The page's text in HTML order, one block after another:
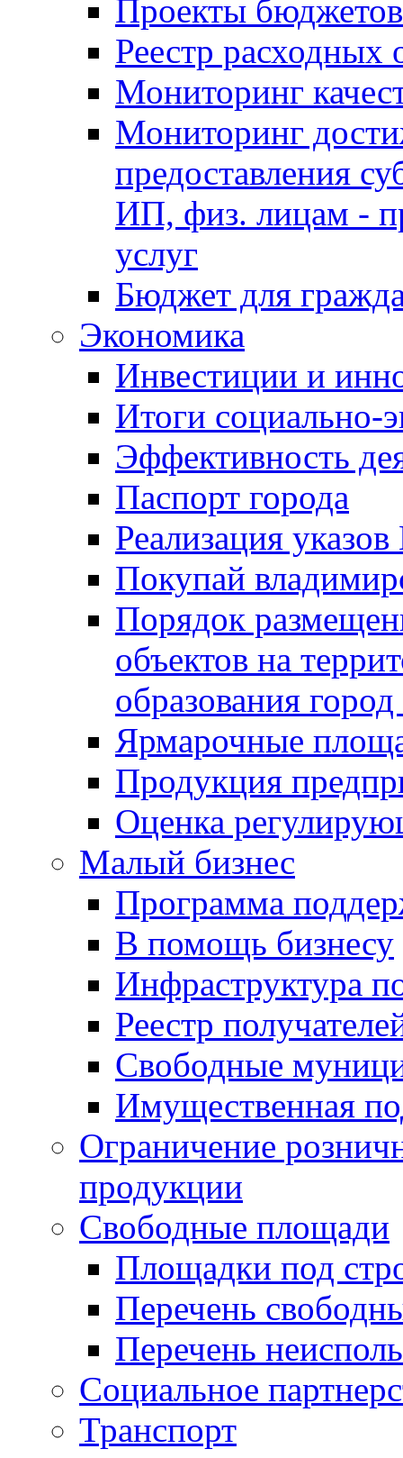
Проекты бюджетов
Реестр расходных
Мониторинг
Мониторинг
предоставления
ИП, физ. лицам -
услуг
Бюджет для
Экономика
Инвестиции и
Итоги социально-
Эффективность
Паспорт города
Реализация
Покупай
Порядок
объектов на
образования
Ярмарочные
Продукция
Оценка
Малый бизнес
Программа
В помощь бизнесу
Инфраструктура
Реестр
Свободные
Имущественная
Ограничение
продукции
Свободные площади
Площадки под
Перечень
Перечень
Социальное
Транспорт